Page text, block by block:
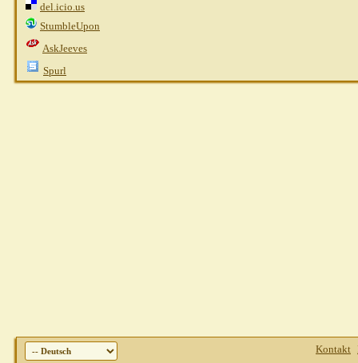
del.icio.us
StumbleUpon
AskJeeves
Spurl
Kontakt